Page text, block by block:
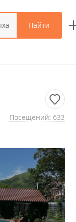
Найти
Посещений: 633